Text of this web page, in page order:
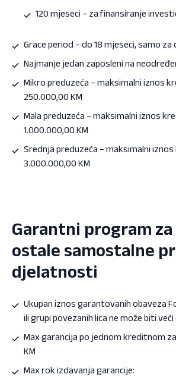
120 mjeseci – za finansiranje
Grace period – do 18 mjeseci, samo
Najmanje jedan zaposleni na
Mikro preduzeća – maksimalni iznos
250.000,00 KM
Mala preduzeća – maksimalni iznos
1.000.000,00 KM
Srednja preduzeća – maksimalni
3.000.000,00 KM
Garantni program
ostale samostalne
djelatnosti
Ukupan iznos garantovanih obaveza
ili grupi povezanih lica ne može biti
Max garancija po jednom kreditnom
KM
Max rok izdavanja garancije: